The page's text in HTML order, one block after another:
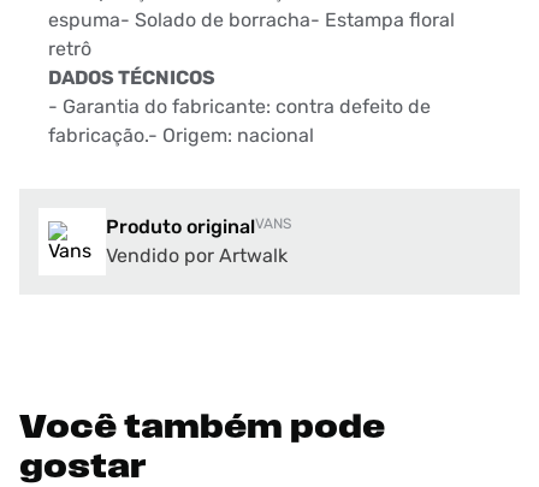
espuma- Solado de borracha- Estampa floral
retrô
DADOS TÉCNICOS
- Garantia do fabricante: contra defeito de
fabricação.- Origem: nacional
Produto originalVANS
Vendido por Artwalk
Você também pode
gostar